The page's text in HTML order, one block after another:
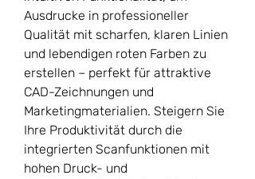
Ausdrucke in professioneller
Qualität mit scharfen, klaren Linien
und lebendigen roten Farben zu
erstellen – perfekt für attraktive
CAD-Zeichnungen und
Marketingmaterialien. Steigern Sie
Ihre Produktivität durch die
integrierten Scanfunktionen mit
hohen Druck- und